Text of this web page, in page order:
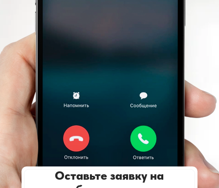
Оставьте заявку на